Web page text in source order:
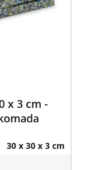
x 3 cm -
30 x 30 x 3 cm